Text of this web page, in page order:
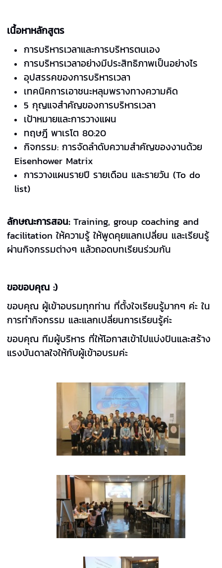
เนื้อหาหลักสูตร
การบริหารเวลาและการบริหารตนเอง
การบริหารเวลาอย่างมีประสิทธิภาพเป็นอย่างไร
อุปสรรคของการบริหารเวลา
เทคนิคการเอาชนะหลุมพรางทางความคิด
5 กุญแจสำคัญของการบริหารเวลา
เป้าหมายและการวางแผน
ทฤษฎี พาเรโต 80:20
กิจกรรม: การจัดลำดับความสำคัญของงานด้วย
Eisenhower Matrix
การวางแผนรายปี รายเดือน และรายวัน (To do
list)
ลักษณะการสอน:Training, group coaching and
facilitation ให้ความรู้ ให้พูดคุยแลกเปลี่ยน และเรียนรู้
ผ่านกิจกรรมต่างๆ แล้วถอดบทเรียนร่วมกัน
ขอขอบคุณ :)
ขอบคุณ ผู้เข้าอบรมทุกท่าน ที่ตั้งใจเรียนรู้มากๆ ค่ะ ใน
การทำกิจกรรม และแลกเปลี่ยนการเรียนรู้ค่ะ
ขอบคุณ ทีมผู้บริหาร ที่ให้โอกาสเข้าไปแบ่งปันและสร้าง
แรงบันดาลใจให้กับผู้เข้าอบรมค่ะ